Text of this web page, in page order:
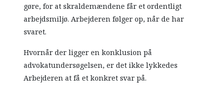
gøre, for at skraldemændene får et ordentligt
arbejdsmiljø. Arbejderen følger op, når de har
svaret.
Hvornår der ligger en konklusion på
advokatundersøgelsen, er det ikke lykkedes
Arbejderen at få et konkret svar på.